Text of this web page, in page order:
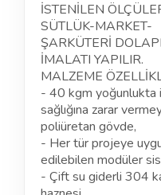
İSTENİLEN
SÜTLÜK-MARKET-
ŞARKÜTERİ
İMALATI YAPILIR.
MALZEME
- 40 kgm yoğunlukta
sağlığına zarar
poliüretan gövde,
- Her tür projeye
edilebilen modüler
- Çift su giderli 304